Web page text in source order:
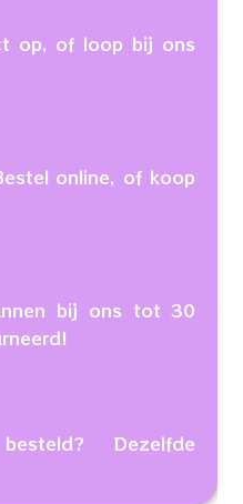
op, of loop bij ons
online, of koop
bij ons tot 30
Dezelfde